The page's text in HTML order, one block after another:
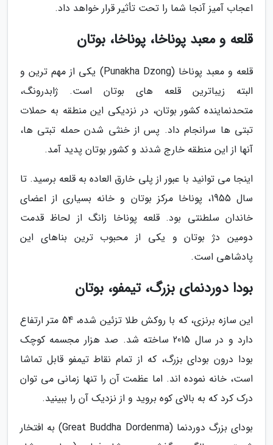
اعجاب آمیز آنجا شما را تحت تأثیر قرار خواهد داد.
قلعه و معبد پوناخا، پوناخا، بوتان
قلعه و معبد پوناخا (Punakha Dzong) یکی از مهم ترین و
البته زیباترین قلعه های بوتان است. ژابدرونگ،
متحدنماینده کشور بوتان، در نزدیکی این منطقه به حملات
تبتی ها سرانجام داد. پس از خنثی شدن حمله تبتی ها،
آنها از این منطقه خارج شدند و کشور بوتان پدید آمد.
اینجا می توانید با عبور از پلی خارق العاده به قلعه برسید. تا
سال 1955، پوناخا مرکز بوتان و خانه بسیاری از اعضای
خاندان سلطنتی بود. قلعه پوناخا زانگ از لحاظ قدمت
دومین دژ بوتان و یکی از محبوب ترین بناهای این
پادشاهی است.
بودا دوردنمای بزرگ، تیمفو، بوتان
این سازه برنزی، که با روکش طلا تزئین شده، 54 متر ارتفاع
دارد و در سال 2015 ساخته شد. صد هزار مجسمه کوچک
بودا درون بودای بزرگ، که از تمام نقاط تیمفو قابل تماشا
است، خانه نموده اند. اما عظمت آن را تنها زمانی می توان
درک کرد که به بالای کوه بروید و از نزدیک آن را ببینید.
بودای بزرگ دوردنما (Great Buddha Dordenma) به افتخار